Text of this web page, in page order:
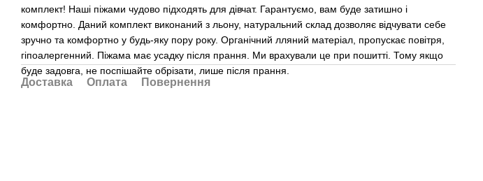
комплект! Наші піжами чудово підходять для дівчат. Гарантуємо, вам буде затишно і
комфортно. Даний комплект виконаний з льону, натуральний склад дозволяє відчувати себе
зручно та комфортно у будь-яку пору року. Органічний лляний матеріал, пропускає повітря,
гіпоалергенний. Піжама має усадку після прання. Ми врахували це при пошитті. Тому якщо
буде задовга, не поспішайте обрізати, лише після прання.
Доставка Оплата Повернення